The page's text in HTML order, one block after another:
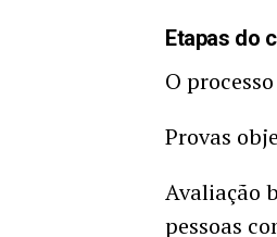
Etapas do
O
Provas
Avaliação
pessoas